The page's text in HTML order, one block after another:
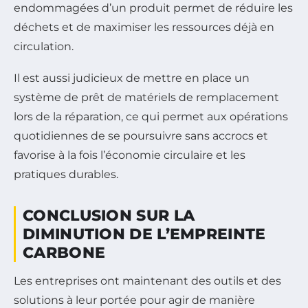
endommagées d’un produit permet de réduire les
déchets et de maximiser les ressources déjà en
circulation.
Il est aussi judicieux de mettre en place un
système de prêt de matériels de remplacement
lors de la réparation, ce qui permet aux opérations
quotidiennes de se poursuivre sans accrocs et
favorise à la fois l’économie circulaire et les
pratiques durables.
CONCLUSION SUR LA
DIMINUTION DE L’EMPREINTE
CARBONE
Les entreprises ont maintenant des outils et des
solutions à leur portée pour agir de manière